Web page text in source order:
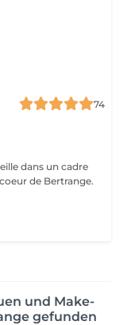
74
dans un cadre
de Bertrange.
und Make-
gefunden